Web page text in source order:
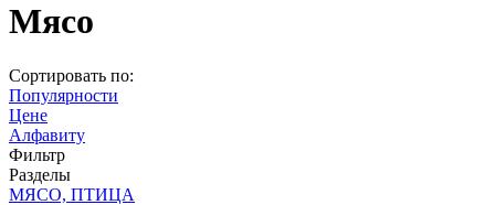
Мясо
Сортировать по:
Популярности
Цене
Алфавиту
Фильтр
Разделы
МЯСО, ПТИЦА